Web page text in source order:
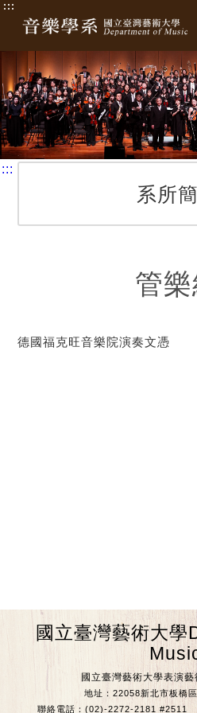
:::
:::
系所
管樂
德國福克旺音樂院演奏文憑
國立臺灣藝術大
國立臺灣藝術大學表演
地址：22058新北市板橋
聯絡電話：(02)-2272-2181 #2511